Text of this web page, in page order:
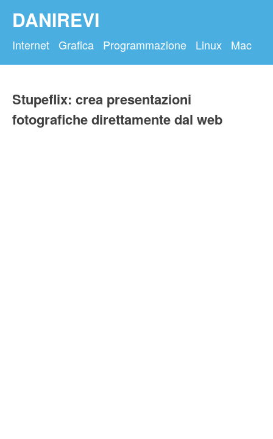
DANIREVI
Internet Grafica Programmazione Linux Mac
Stupeflix: crea presentazioni
fotografiche direttamente dal web